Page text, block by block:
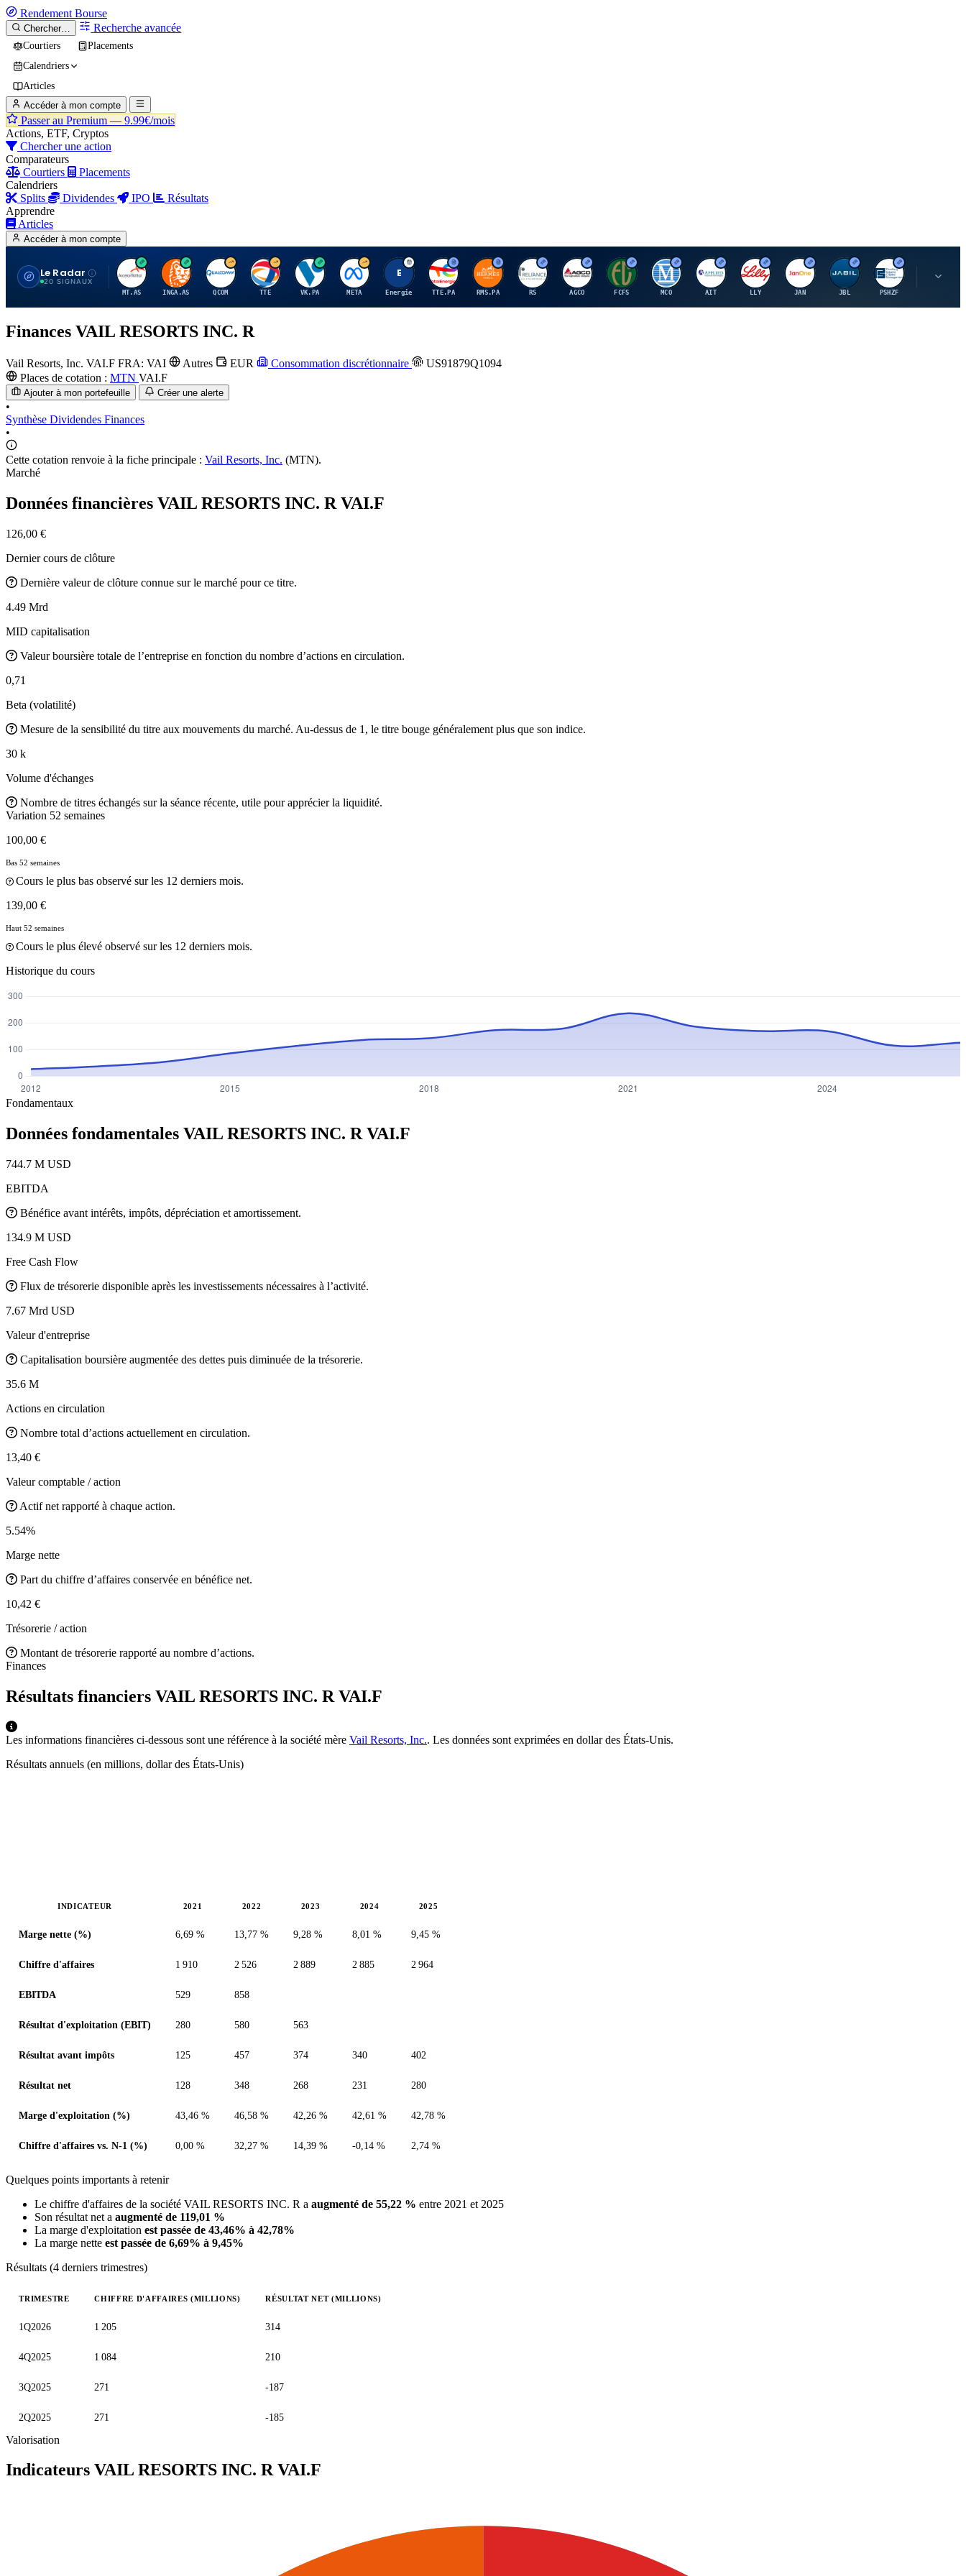
Rendement Bourse
Chercher… Recherche avancée
Courtiers
Placements
Calendriers
Articles
Accéder à mon compte
Passer au Premium — 9.99€/mois
Actions, ETF, Cryptos
Chercher une action
Comparateurs
Courtiers
Placements
Calendriers
Splits
Dividendes IPO
Résultats
Apprendre
Articles
Accéder à mon compte
Le Radar
20 SIGNAUX
A
MT.AS
I
INGA.AS
Q
QCOM
T
TTE
V
VK.PA
M
META
E
Energie
T
TTE.PA
H
RMS.PA
R
RS
A
AGCO
F
FCFS
M
MCO
A
AIT
E
LLY
J
JAN
J
JBL
P
PSHZF
O
Finances VAIL RESORTS INC. R
Vail Resorts, Inc. VAI.F FRA: VAI Autres EUR Consommation discrétionnaire
US91879Q1094
Places de cotation : MTN VAI.F
Ajouter à mon portefeuille Créer une alerte
•
Synthèse Dividendes Finances
•
Cette cotation renvoie à la fiche principale : Vail Resorts, Inc. (MTN).
Marché
Données financières VAIL RESORTS INC. R VAI.F
126,00 €
Dernier cours de clôture
Dernière valeur de clôture connue sur le marché pour ce titre.
4.49 Mrd
MID capitalisation
Valeur boursière totale de l’entreprise en fonction du nombre d’actions en circulation.
0,71
Beta (volatilité)
Mesure de la sensibilité du titre aux mouvements du marché. Au-dessus de 1, le titre bouge généralement plus que son indice.
30 k
Volume d'échanges
Nombre de titres échangés sur la séance récente, utile pour apprécier la liquidité.
Variation 52 semaines
100,00 €
Bas 52 semaines
Cours le plus bas observé sur les 12 derniers mois.
139,00 €
Haut 52 semaines
Cours le plus élevé observé sur les 12 derniers mois.
Historique du cours
Fondamentaux
Données fondamentales VAIL RESORTS INC. R VAI.F
744.7 M USD
EBITDA
Bénéfice avant intérêts, impôts, dépréciation et amortissement.
134.9 M USD
Free Cash Flow
Flux de trésorerie disponible après les investissements nécessaires à l’activité.
7.67 Mrd USD
Valeur d'entreprise
Capitalisation boursière augmentée des dettes puis diminuée de la trésorerie.
35.6 M
Actions en circulation
Nombre total d’actions actuellement en circulation.
13,40 €
Valeur comptable / action
Actif net rapporté à chaque action.
5.54%
Marge nette
Part du chiffre d’affaires conservée en bénéfice net.
10,42 €
Trésorerie / action
Montant de trésorerie rapporté au nombre d’actions.
Finances
Résultats financiers VAIL RESORTS INC. R VAI.F
Les informations financières ci-dessous sont une référence à la société mère Vail Resorts, Inc.. Les données sont exprimées en dollar des États-Unis.
Résultats annuels (en millions, dollar des États-Unis)
INDICATEUR 2021 2022 2023 2024 2025
Marge nette (%) 6,69 % 13,77 % 9,28 % 8,01 % 9,45 %
Chiffre d'affaires 1 910 2 526 2 889 2 885 2 964
EBITDA 529 858
Résultat d'exploitation (EBIT) 280 580 563
Résultat avant impôts 125 457 374 340 402
Résultat net 128 348 268 231 280
Marge d'exploitation (%) 43,46 % 46,58 % 42,26 % 42,61 % 42,78 %
Chiffre d'affaires vs. N-1 (%) 0,00 % 32,27 % 14,39 % -0,14 % 2,74 %
Quelques points importants à retenir
Le chiffre d'affaires de la société VAIL RESORTS INC. R a augmenté de 55,22 % entre 2021 et 2025
Son résultat net a augmenté de 119,01 %
La marge d'exploitation est passée de 43,46% à 42,78%
La marge nette est passée de 6,69% à 9,45%
Résultats (4 derniers trimestres)
TRIMESTRE CHIFFRE D'AFFAIRES (MILLIONS) RÉSULTAT NET (MILLIONS)
1Q2026 1 205 314
4Q2025 1 084 210
3Q2025 271 -187
2Q2025 271 -185
Valorisation
Indicateurs VAIL RESORTS INC. RVAI.F